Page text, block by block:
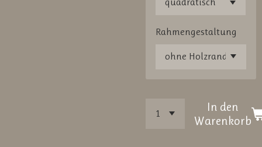
Rahmengestaltung
In den
Warenkorb